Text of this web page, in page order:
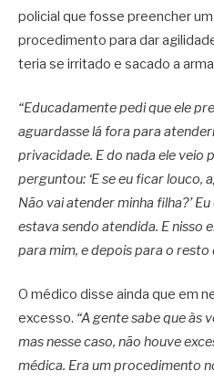
policial que fosse preencher
procedimento para dar
teria se irritado e sacado a
“Educadamente pedi que ele
aguardasse lá fora para
privacidade. E do nada ele veio
perguntou: ‘E se eu ficar louco,
Não vai atender minha filha?’
estava sendo atendida. E nisso
para mim, e depois para o resto
O médico disse ainda que em
excesso. “A gente sabe que às
mas nesse caso, não houve
médica. Era um procedimento